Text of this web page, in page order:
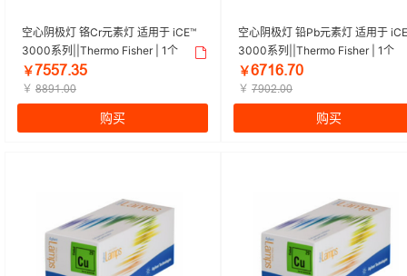
空心阴极灯 铬Cr元素灯 适用于 iCE™
3000系列||Thermo Fisher | 1个
￥ǅŪŪǅŕğŪ
￥ ȤȤŽȜŕŏŏ
购买
空心阴极灯 铅Pb元素灯 适用于
3000系列||Thermo Fisher | 1个
￥ĪǅȜĪŕǅŏ
￥ ǅŽŏĤŕŏŏ
购买